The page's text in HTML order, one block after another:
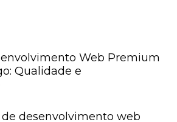
Web Premium
Qualidade e
desenvolvimento web